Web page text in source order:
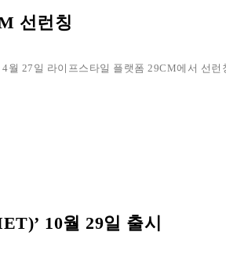
선런칭
27일 라이프스타일 플랫폼 29CM에서
10월 29일 출시